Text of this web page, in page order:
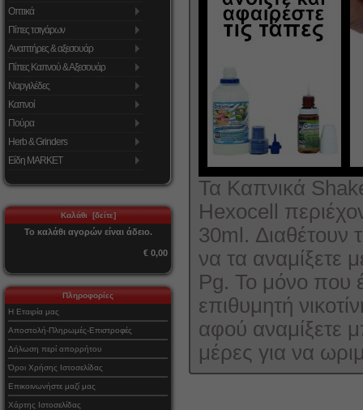
Οπτικά
Πίπες τσιγάρων
Αναπτήρες & αξεσουάρ
Πίπες Καπνού & Αξεσουάρ
Ναργιλέδες
Καπνοί
Πούρα
Herb & Grinders
Είδη MARKET
Καλάθι [δείτε]
Το καλάθι αγορών είναι άδειο.
€ 0,00
Πληροφορίες
Η Εταιρία μας
Αποστολή-Πληρωμές-Επιστροφές
Δήλωση περί απορρήτου
Όροι Χρήσης Ιστοσελίδας
Επικοινωνήστε μαζί μας
Χάρτης Ιστοσελίδας
Τα Καπνικά
Hexocell
30ml. Διαθέτουν
να τα αναμίξετε
Pg. Το μόνο που
επιθυμητή
αφού αναμίξετε
μέρες για να